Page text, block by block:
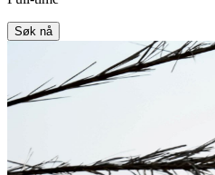
Søk nå